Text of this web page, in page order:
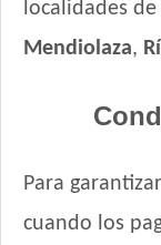
localidades de
Mendiolaza,
Para
cuando los